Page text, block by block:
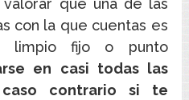
que una de las
con la que cuentas es
limpio fijo o punto
en casi todas las
contrario si te